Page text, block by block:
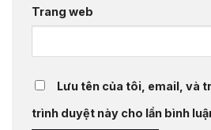
Trang web
Lưu tên của tôi, email, và
trình duyệt này cho lần bình